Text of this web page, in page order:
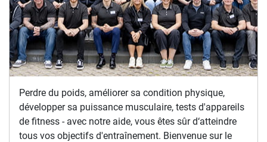
Perdre du poids, améliorer sa condition physique,
développer sa puissance musculaire, tests d'appareils
de fitness - avec notre aide, vous êtes sûr d‘atteindre
tous vos objectifs d'entraînement. Bienvenue sur le